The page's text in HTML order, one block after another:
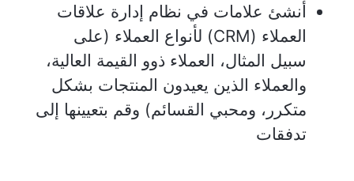
أنشئ علامات في نظام إدارة علاقات
العملاء (CRM) لأنواع العملاء (على
سبيل المثال، العملاء ذوو القيمة العالية،
والعملاء الذين يعيدون المنتجات بشكل
متكرر، ومحبي القسائم) وقم بتعيينها إلى
تدفقات